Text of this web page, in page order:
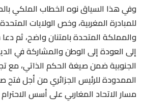
وفي هذا السياق نوه الخطاب الملكي
للمبادرة المغربية، وخص الولايات
والمملكة المتحدة بامتنان واضح، ثم
إلى العودة إلى الوطن والمشاركة في
الجنوبية ضمن صيغة الحكم الذاتي، مع
الممدودة للرئيس الجزائري من أجل
مسار الاتحاد المغاربي على أسس